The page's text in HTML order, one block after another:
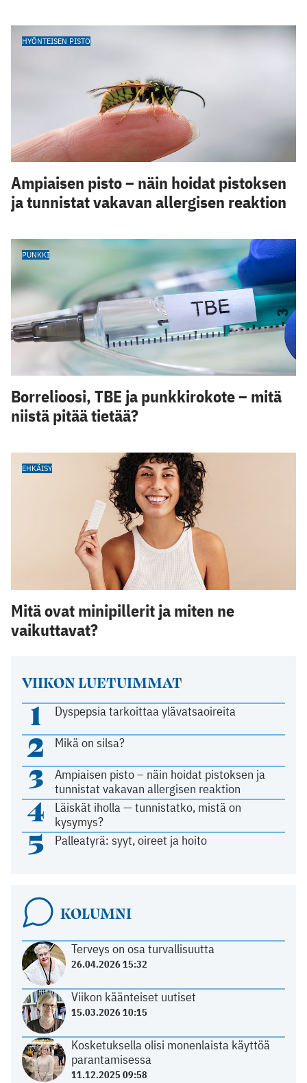
VIIKON LUETUIMMAT
1 Dyspepsia tarkoittaa ylävatsaoireita
2 Mikä on silsa?
3
Ampiaisen pisto – näin hoidat pistoksen ja
tunnistat vakavan allergisen reaktion
4
Läiskät iholla — tunnistatko, mistä on
kysymys?
5 Palleatyrä: syyt, oireet ja hoito
KOLUMNI
Terveys on osa turvallisuutta
26.04.2026 15:32
Viikon käänteiset uutiset
15.03.2026 10:15
Kosketuksella olisi monenlaista käyttöä
parantamisessa
11.12.2025 09:58
HYÖNTEISEN PISTO
Ampiaisen pisto – näin hoidat pistoksen
ja tunnistat vakavan allergisen reaktion
PUNKKI
Borrelioosi, TBE ja punkkirokote – mitä
niistä pitää tietää?
EHKÄISY
Mitä ovat minipillerit ja miten ne
vaikuttavat?